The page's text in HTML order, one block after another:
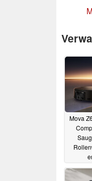
Mova